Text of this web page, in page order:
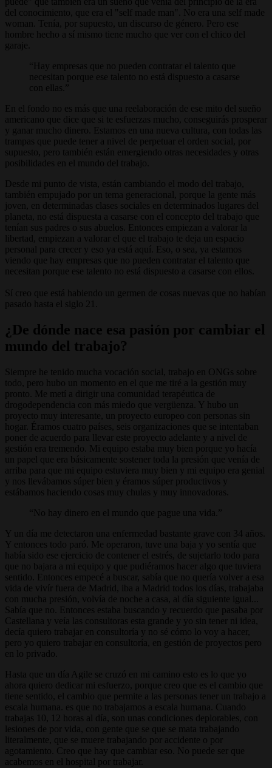
del conocimiento, que era el "self made man". No era una self made
woman. Tenía, por supuesto, un discurso de género. Pero ese
hombre hecho a sí mismo tiene mucho que ver con el chico del
garaje.
Hay empresas que no pueden contratar el talento que
necesitan porque ese talento no está dispuesto a casarse
con ellas.
En el fondo no es más que una reelaboración de ese mito del sueño
americano que dice que si te esfuerzas mucho, conseguirás prosperar
y ganar mucho dinero. Estamos en una nueva cultura, con todas las
trampas que puede tener a nivel de perpetuar el orden social, por
supuesto, pero también están emergiendo otras necesidades y otras
posibilidades en el mundo del trabajo.
Desde mi punto de vista, están cambiando el modo del trabajo,
también empujado por un tema generacional, porque la gente más
joven, en determinadas clases sociales en determinados lugares del
planeta, no está dispuesta a casarse con el concepto del trabajo que
tenían sus padres o sus abuelos. Entonces empiezan a valorar la
libertad, empiezan a valorar el que el trabajo te deja un espacio
personal para crecer y eso ya está aquí. Eso, o sea, ya estamos
viendo que hay empresas que no pueden contratar el talento que
necesitan porque ese talento no está dispuesto a casarse con ellos.
Sí creo que está habiendo un germen de cosas nuevas que no habían
pasado hasta el siglo 21.
¿De dónde nace esa pasión por cambiar el
mundo del trabajo?
Siempre he tenido mucha vocación social, trabajo en ONGs sobre
todo, pero hubo un momento en el que me tiré a la gestión muy
pronto. Me metí a dirigir una comunidad terapéutica de
drogodependencia con más miedo que vergüenza. Y hubo un
proyecto muy interesante, un proyecto europeo con personas sin
hogar. Éramos cuatro países, seis organizaciones que se intentaban
poner de acuerdo para llevar este proyecto adelante y a nivel de
gestión era tremendo. Mi equipo estaba muy bien porque yo hacía
un papel que era básicamente sostener toda la presión que venía de
arriba para que mi equipo estuviera muy bien y mi equipo era genial
y nos llevábamos súper bien y éramos súper productivos y
estábamos haciendo cosas muy chulas y muy innovadoras.
No hay dinero en el mundo que pague una vida.
Y un día me detectaron una enfermedad bastante grave con 34 años.
Y entonces todo paró. Me operaron, tuve una baja y yo sentía que
había sido ese ejercicio de contener el estrés, de sujetarlo todo para
que no bajara a mi equipo y que pudiéramos hacer algo que tuviera
sentido. Entonces empecé a buscar, sabía que no quería volver a esa
vida de vivír fuera de Madrid, iba a Madrid todos los días, trabajaba
con mucha presión, volvía de noche a casa, al día siguiente igual...
Sabía que no. Entonces estaba buscando y recuerdo que pasaba por
Castellana y veía las consultoras esta grande y yo sin tener ni idea,
decía quiero trabajar en consultoría y no sé cómo lo voy a hacer,
pero yo quiero trabajar en consultoría, en gestión de proyectos pero
en lo privado.
Hasta que un día Agile se cruzó en mi camino esto es lo que yo
ahora quiero dedicar mi esfuerzo, porque creo que es el cambio que
tiene sentido, el cambio que permite a las personas tener un trabajo a
escala humana. es que no trabajamos a escala humana. Cuando
trabajas 10, 12 horas al día, son unas condiciones deplorables, con
lesiones de por vida, con gente que se que se mata trabajando
literalmente, que se muere trabajando por accidente o por
agotamiento. Creo que hay que cambiar eso. No puede ser que
acabemos en el hospital por trabajar.